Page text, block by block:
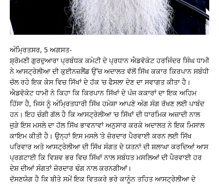
ਅੰਮ੍ਰਿਤਸਰ, 5 ਅਗਸਤ-
ਸ਼੍ਰੋਮਣੀ ਗੁਰਦੁਆਰਾ ਪ੍ਰਬੰਧਕ ਕਮੇਟੀ ਦੇ ਪ੍ਰਧਾਨ ਐਡਵੋਕੇਟ ਹਰਜਿੰਦਰ ਸਿੰਘ ਧਾਮੀ
ਨੇ ਆਸਟ੍ਰੇਲੀਆ ਦੀ ਕੁਈਨਜ਼ਲੈਂਡ ਉੱਚ ਅਦਾਲਤ ਵੱਲੋਂ ਸਿੱਖ ਕਕਾਰ ਕਿਰਪਾਨ ਸਬੰਧੀ
ਚੱਲ ਰਹੇ ਇਕ ਕੇਸ ਵਿਚ ਸਿੱਖਾਂ ਦੇ ਹੱਕ ’ਚ ਫੈਸਲਾ ਦੇਣ ਦਾ ਸਵਾਗਤ ਕੀਤਾ ਹੈ।
ਐਡਵੋਕੇਟ ਧਾਮੀ ਨੇ ਕਿਹਾ ਕਿ ਕਿਰਪਾਨ ਸਿੱਖਾਂ ਦੇ ਪੰਜ ਕਕਾਰਾਂ ਦਾ ਇਕ ਅਹਿਮ
ਹਿੱਸਾ ਹੈ, ਜਿਸ ਨੂੰ ਅੰਮ੍ਰਿਤਧਾਰੀ ਸਿੱਖ ਹਮੇਸ਼ਾ ਆਪਣੇ ਅੰਗ ਸੰਗ ਰੱਖਣ ਲਈ ਪਾਬੰਦ
ਹਨ। ਇਹ ਚੰਗੀ ਗੱਲ ਹੈ ਕਿ ਆਸਟ੍ਰੇਲੀਆ ’ਚ ਸਿੱਖਾਂ ਦੀ ਧਾਰਮਿਕ ਅਜ਼ਾਦੀ ਨਾਲ
ਜੁੜੇ ਇਸ ਮਸਲੇ ਦਾ ਹੱਲ ਸਿੱਖ ਭਾਵਨਾਵਾਂ ਅਨੁਸਾਰ ਕਰਕੇ ਅਦਾਲਤ ਨੇ ਇਕ ਮਿਸਾਲ
ਕਾਇਮ ਕੀਤੀ ਹੈ। ਉਨ੍ਹਾਂ ਇਸ ਮਸਲੇ ’ਤੇ ਜ਼ੋਰਦਾਰ ਪੈਰਵਾਈ ਕਰਨ ਲਈ ਸਿੱਖ
ਪਰਿਵਾਰ ਅਤੇ ਆਸਟ੍ਰੇਲੀਆ ਦੀ ਸਿੱਖ ਸੰਗਤ ਦੇ ਯਤਨਾਂ ਦੀ ਸ਼ਲਾਘਾ ਕਰਦਿਆਂ ਆਸ
ਪ੍ਰਗਟਾਈ ਕਿ ਵਿਸ਼ਵ ਭਰ ਵਿਚ ਸਿੱਖਾਂ ਨਾਲ ਸਬੰਧਤ ਮਸਲਿਆਂ ਦੀ ਪੈਰਵਾਈ ਹਰ
ਦੇਸ਼ ਦੀਆਂ ਸੰਗਤਾਂ ਜ਼ੋਰਦਾਰ ਢੰਗ ਨਾਲ ਕਰਨਗੀਆਂ।
ਦੱਸਣਯੋਗ ਹੈ ਕਿ ਬੀਤੇ ਸਮੇਂ ਇਕ ਵਿਤਕਰੇ ਭਰੇ ਕਾਨੂੰਨ ਤਹਿਤ ਆਸਟ੍ਰੇਲੀਆ ਦੇ